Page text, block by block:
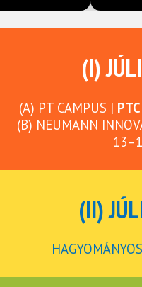
(I)
(A) PT CAMPUS | PTC
(B) NEUMANN
(II)